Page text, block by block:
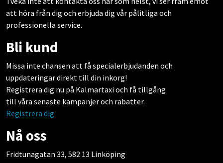
att höra från dig och erbjuda dig vår pålitliga och
professionella service.
Bli kund
Missa inte chansen att få specialerbjudanden och
uppdateringar direkt till din inkorg!
Registrera dig nu på Kalmartaxi och få tillgång
till våra senaste kampanjer och rabatter.
Registrera dig
Nå oss
Fridtunagatan 33, 582 13 Linköping